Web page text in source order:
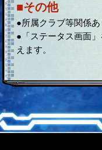
■その他
●所属クラブ等関係
●「ステータス画面
えます。